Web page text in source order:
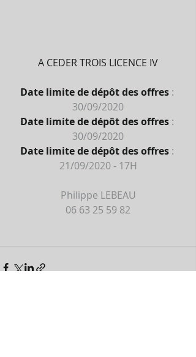
A CEDER TROIS LICENCE IV
Date limite de dépôt des offres :
30/09/2020
Date limite de dépôt des offres :
30/09/2020
Date limite de dépôt des offres :
21/09/2020 - 17H
Philippe LEBEAU
06 63 25 59 82